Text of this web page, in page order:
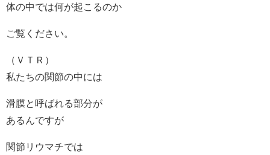
体の中では何が起こるのか
ご覧ください。
（ＶＴＲ）
私たちの関節の中には
滑膜と呼ばれる部分が
あるんですが
関節リウマチでは